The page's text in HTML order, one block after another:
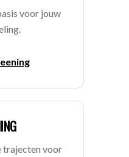
voor jouw
trajecten voor